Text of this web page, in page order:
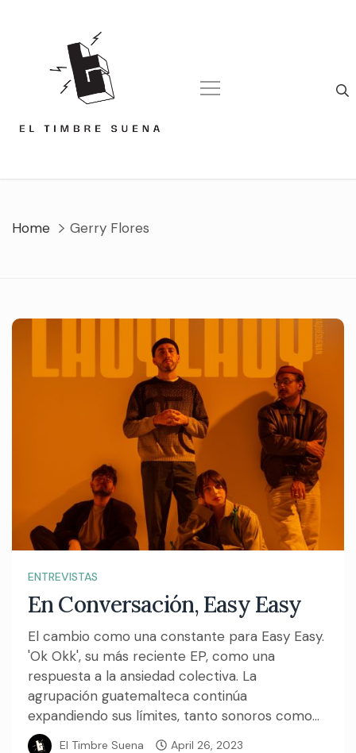
Home Gerry Flores
ENTREVISTAS
En Conversación, Easy Easy
El cambio como una constante para Easy Easy.
'Ok Okk', su más reciente EP, como una
respuesta a la ansiedad colectiva. La
agrupación guatemalteca continúa
expandiendo sus límites, tanto sonoros como...
El Timbre Suena April 26, 2023